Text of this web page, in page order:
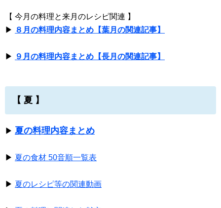
【 今月の料理と来月のレシピ関連 】
▶ ８月の料理内容まとめ【葉月の関連記事】
▶ ９月の料理内容まとめ【長月の関連記事】
【 夏 】
▶ 夏の料理内容まとめ
▶ 夏の食材 50音順一覧表
▶ 夏のレシピ等の関連動画